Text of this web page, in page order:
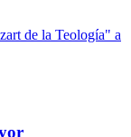
de la Teología" a